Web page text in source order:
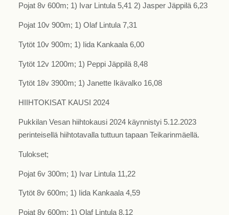
Pojat 8v 600m; 1) Ivar Lintula 5,41 2) Jasper Jäppilä 6,23
Pojat 10v 900m; 1) Olaf Lintula 7,31
Tytöt 10v 900m; 1) Iida Kankaala 6,00
Tytöt 12v 1200m; 1) Peppi Jäppilä 8,48
Tytöt 18v 3900m; 1) Janette Ikävalko 16,08
HIIHTOKISAT KAUSI 2024
Pukkilan Vesan hiihtokausi 2024 käynnistyi 5.12.2023
perinteisellä hiihtotavalla tuttuun tapaan Teikarinmäellä.
Tulokset;
Pojat 6v 300m; 1) Ivar Lintula 11,22
Tytöt 8v 600m; 1) Iida Kankaala 4,59
Pojat 8v 600m; 1) Olaf Lintula 8,12